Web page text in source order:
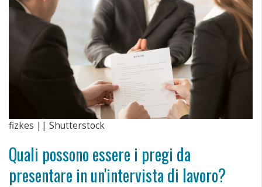
fizkes || Shutterstock
Quali possono essere i pregi da
presentare in un'intervista di lavoro?